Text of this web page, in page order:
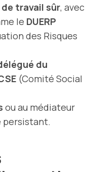
travail sûr, avec
le DUERP
des Risques
du
(Comité Social
ou au médiateur
persistant.